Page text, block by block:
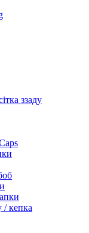
ззаду
/ кепка